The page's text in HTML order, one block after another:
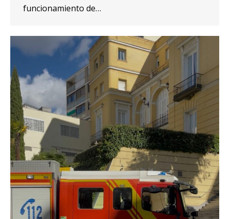
funcionamiento de…